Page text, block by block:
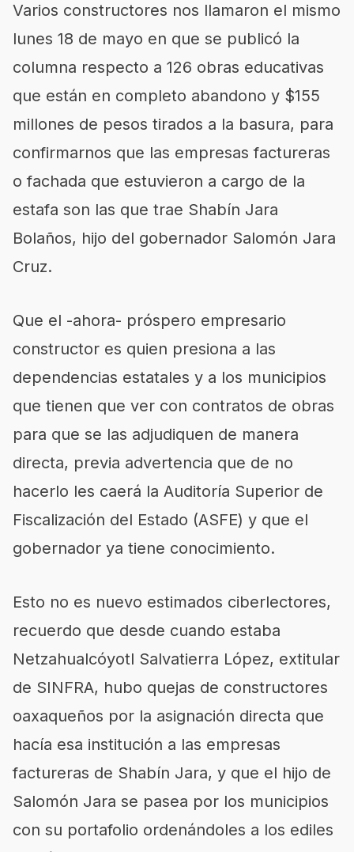
Varios constructores nos llamaron el mismo
lunes 18 de mayo en que se publicó la
columna respecto a 126 obras educativas
que están en completo abandono y $155
millones de pesos tirados a la basura, para
confirmarnos que las empresas factureras
o fachada que estuvieron a cargo de la
estafa son las que trae Shabín Jara
Bolaños, hijo del gobernador Salomón Jara
Cruz.
Que el -ahora- próspero empresario
constructor es quien presiona a las
dependencias estatales y a los municipios
que tienen que ver con contratos de obras
para que se las adjudiquen de manera
directa, previa advertencia que de no
hacerlo les caerá la Auditoría Superior de
Fiscalización del Estado (ASFE) y que el
gobernador ya tiene conocimiento.
Esto no es nuevo estimados ciberlectores,
recuerdo que desde cuando estaba
Netzahualcóyotl Salvatierra López, extitular
de SINFRA, hubo quejas de constructores
oaxaqueños por la asignación directa que
hacía esa institución a las empresas
factureras de Shabín Jara, y que el hijo de
Salomón Jara se pasea por los municipios
con su portafolio ordenándoles a los ediles